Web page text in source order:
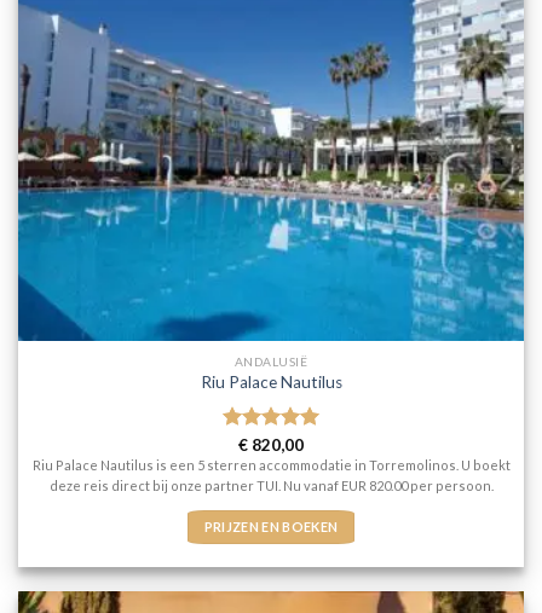
ANDALUSIË
Riu Palace Nautilus
Gewaardeerd
5uit 5
€ 820,00
Riu Palace Nautilus is een 5 sterren accommodatie in Torremolinos. U boekt
deze reis direct bij onze partner TUI. Nu vanaf EUR 820.00 per persoon.
PRIJZEN EN BOEKEN